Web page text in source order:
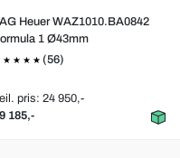
Heuer WAZ1010.BA0842
1 Ø43mm
(56)
pris: 24 950,-
185,-